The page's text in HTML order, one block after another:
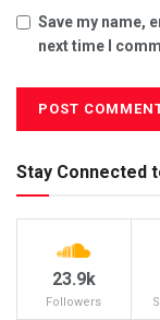
Save my name,
next time I
Stay Connected
23.9k
Followers